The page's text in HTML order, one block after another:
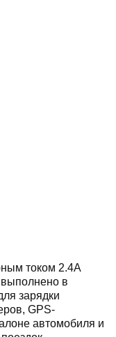
током 2.4А
в
зарядки
GPS-
автомобиля и